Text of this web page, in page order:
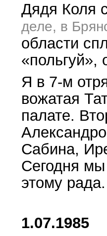
Дядя Коля
деле, в
области
Я в 7-м
вожатая
палате.
Сабина,
Сегодня
этому
1.07.1985